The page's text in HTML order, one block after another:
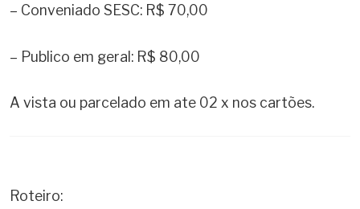
– Conveniado SESC: R$ 70,00
– Publico em geral: R$ 80,00
A vista ou parcelado em ate 02 x nos cartões.
Roteiro: